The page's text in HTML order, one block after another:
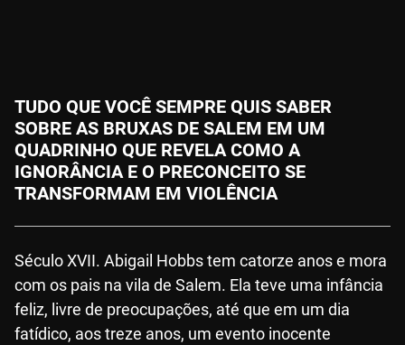
TUDO QUE VOCÊ SEMPRE QUIS SABER
SOBRE AS BRUXAS DE SALEM EM UM
QUADRINHO QUE REVELA COMO A
IGNORÂNCIA E O PRECONCEITO SE
TRANSFORMAM EM VIOLÊNCIA
Século XVII. Abigail Hobbs tem catorze anos e mora
com os pais na vila de Salem. Ela teve uma infância
feliz, livre de preocupações, até que em um dia
fatídico, aos treze anos, um evento inocente